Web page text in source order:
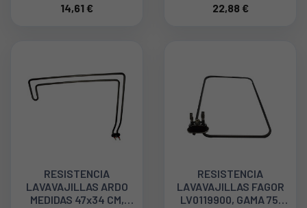
14,61 €
VER000493
22,88 €
RESISTENCIA
LAVAVAJILLAS ARDO
MEDIDAS 47x34 CM,
RESISTENCIA
LAVAVAJILLAS FAGOR
LV0119900, GAMA 75,